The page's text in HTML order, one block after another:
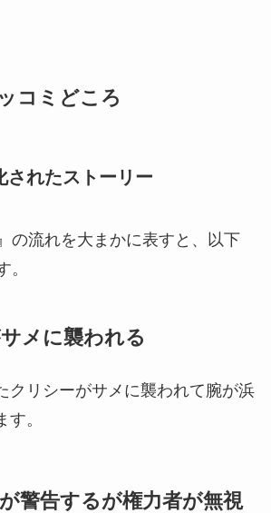
コミどころ
されたストーリー
の流れを大まかに表すと、以下
。
メに襲われる
クリシーがサメに襲われて腕が浜
。
警告するが権力者が無視